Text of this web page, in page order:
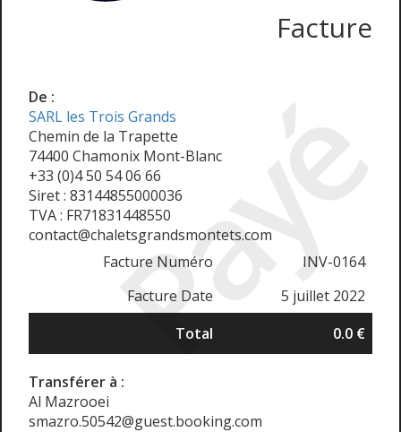
Payé
Facture
De :
SARL les Trois Grands
Chemin de la Trapette
74400 Chamonix Mont-Blanc
+33 (0)4 50 54 06 66
Siret : 83144855000036
TVA : FR71831448550
contact@chaletsgrandsmontets.com
Facture Numéro
INV-0164
Facture Date
5 juillet 2022
Total
0.0 €
Transférer à :
Al Mazrooei
smazro.50542@guest.booking.com